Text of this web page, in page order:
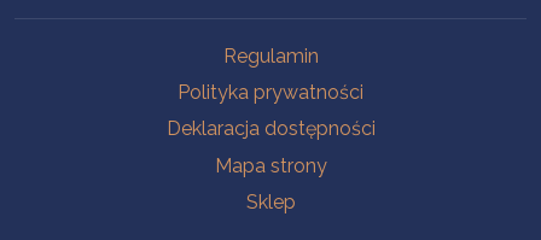
Regulamin
Polityka prywatności
Deklaracja dostępności
Mapa strony
Sklep